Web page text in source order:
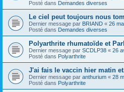
Posté dans Demandes diverses
Le ciel peut toujours nous
Dernier message par BRIAND « 26
Posté dans Demandes diverses
Polyarthrite rhumatoïde et
Dernier message par SCDLP38 « 26
Posté dans Polyarthrite
J'ai fais le vaccin hier matin
Dernier message par anthurium « 28
Posté dans Polyarthrite